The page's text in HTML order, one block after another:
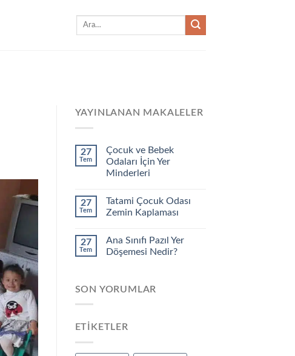
Ara:
YAYINLANAN MAKALELER
27
Tem
Çocuk ve Bebek
Odaları İçin Yer
Minderleri
27
Tem
Tatami Çocuk Odası
Zemin Kaplaması
27
Tem
Ana Sınıfı Pazıl Yer
Döşemesi Nedir?
SON YORUMLAR
ETIKETLER